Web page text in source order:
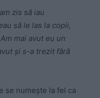
zis să iau
să le las la copii,
mai avut eu un
și s-a trezit fără
se numește la fel ca